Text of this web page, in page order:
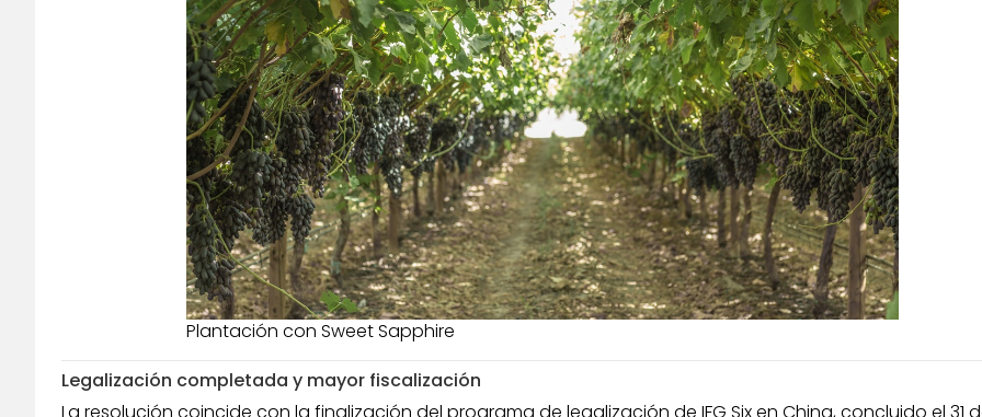
Plantación con Sweet Sapphire
Legalización completada y mayor fiscalización
La resolución coincide con la finalización del programa de legalización de IFG Six en China, concluido el 31